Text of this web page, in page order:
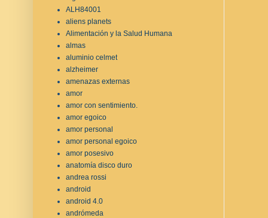
ALH84001
aliens planets
Alimentación y la Salud Humana
almas
aluminio celmet
alzheimer
amenazas externas
amor
amor con sentimiento.
amor egoico
amor personal
amor personal egoico
amor posesivo
anatomía disco duro
andrea rossi
android
android 4.0
andrómeda